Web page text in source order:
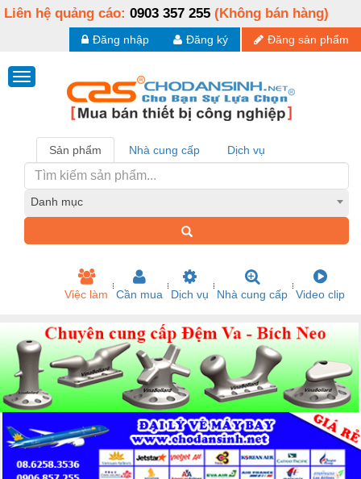
Liên hệ quảng cáo: 0903 357 255 (Không bán hàng)
Đăng sản phẩm
Đăng ký
Đăng nhập
Sản phẩm Nhà cung cấp Dịch vụ
Danh mục
Việc làm Cần mua Dịch vụ Nhà cung cấp Video clip